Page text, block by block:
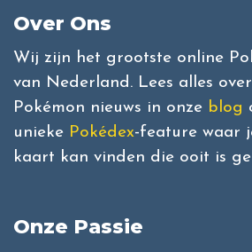
Over Ons
Wij zijn het grootste online
van Nederland. Lees alles
Pokémon nieuws in onze blog
unieke Pokédex-feature waar
kaart kan vinden die ooit is
Onze Passie